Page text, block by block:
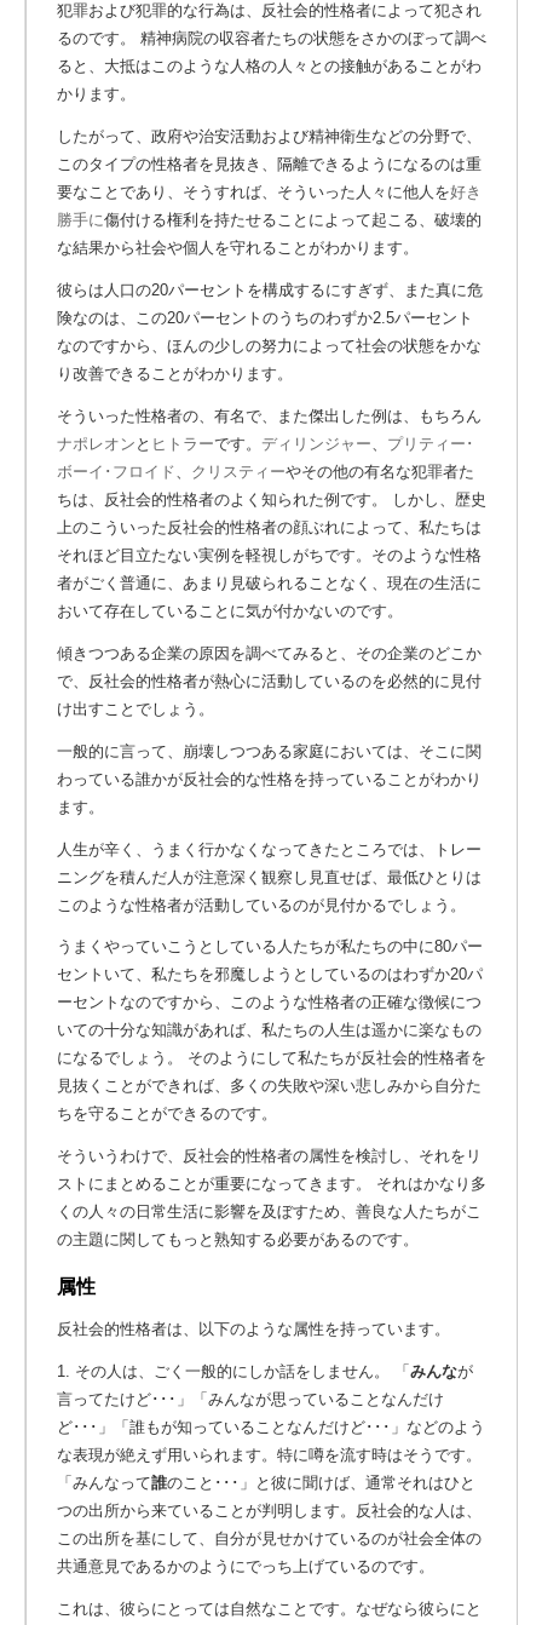
犯罪および犯罪的な行為は、反社会的性格者によって犯され
るのです。 精神病院の収容者たちの状態をさかのぼって調べ
ると、大抵はこのような人格の人々との接触があることがわ
かります。
したがって、政府や治安活動および精神衛生などの分野で、
このタイプの性格者を見抜き、隔離できるようになるのは重
要なことであり、そうすれば、そういった人々に他人を好き
勝手に傷付ける権利を持たせることによって起こる、破壊的
な結果から社会や個人を守れることがわかります。
彼らは人口の20パーセントを構成するにすぎず、また真に危
険なのは、この20パーセントのうちのわずか2.5パーセント
なのですから、ほんの少しの努力によって社会の状態をかな
り改善できることがわかります。
そういった性格者の、有名で、また傑出した例は、もちろん
ナポレオン と ヒトラーです。 ディリンジャー
プリティー･
ボーイ･フロイド
クリスティーやその他の有名な犯罪者た
ちは、反社会的性格者のよく知られた例です。
しかし、歴史
上のこういった反社会的性格者の顔ぶれによって、私たちは
それほど目立たない実例を軽視しがちです。そのような性格
者がごく普通に、あまり見破られることなく、現在の生活に
おいて存在していることに気が付かないのです。
傾きつつある企業の原因を調べてみると、その企業のどこか
で、反社会的性格者が熱心に活動しているのを必然的に見付
け出すことでしょう。
一般的に言って、崩壊しつつある家庭においては、そこに関
わっている誰かが反社会的な性格を持っていることがわかり
ます。
人生が辛く、うまく行かなくなってきたところでは、トレー
ニングを積んだ人が注意深く観察し見直せば、最低ひとりは
このような性格者が活動しているのが見付かるでしょう。
うまくやっていこうとしている人たちが私たちの中に80パー
セントいて、私たちを邪魔しようとしているのはわずか20パ
ーセントなのですから、このような性格者の正確な徴候につ
いての十分な知識があれば、私たちの人生は遥かに楽なもの
になるでしょう。 そのようにして私たちが反社会的性格者を
見抜くことができれば、多くの失敗や深い悲しみから自分た
ちを守ることができるのです。
そういうわけで、反社会的性格者の属性を検討し、それをリ
ストにまとめることが重要になってきます。 それはかなり多
くの人々の日常生活に影響を及ぼすため、善良な人たちがこ
の主題に関してもっと熟知する必要があるのです。
属性
反社会的性格者は、以下のような属性を持っています。
1. その人は、ごく一般的にしか話をしません。 「 みんなが
言ってたけど･･･」「みんなが思っていることなんだけ
ど･･･」「誰もが知っていることなんだけど･･･」などのよう
な表現が絶えず用いられます。特に噂を流す時はそうです。
「みんなって誰のこと･･･」と彼に聞けば、通常それはひと
つの出所から来ていることが判明します。反社会的な人は、
この出所を基にして、自分が見せかけているのが社会全体の
共通意見であるかのようにでっち上げているのです。
これは、彼らにとっては自然なことです。なぜなら彼らにと